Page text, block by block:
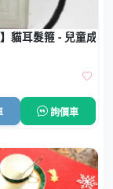
】貓耳髮箍 - 兒童成
詢價車